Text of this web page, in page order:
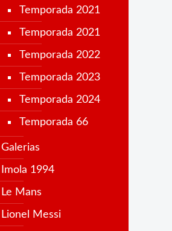
Temporada 2021
Temporada 2021
Temporada 2022
Temporada 2023
Temporada 2024
Temporada 66
Galerias
Imola 1994
Le Mans
Lionel Messi